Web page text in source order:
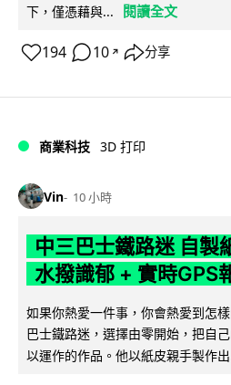
下，僅憑藉與...
閱讀全文
194 10 ↗ 分享
商業科技 3D 打印
Vin 10 小時
中三巴士鐵路迷 自製
水撥識郁 + 實時GPS
如果你熱愛一件事，你會熱愛到怎
巴士鐵路迷，選擇由零開始，把自
以運作的作品。他以紙皮親手製作